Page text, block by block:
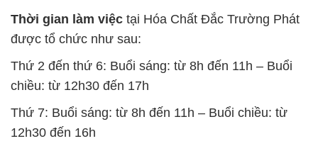
Thời gian làm việc tại Hóa Chất Đắc Trường Phát
được tổ chức như sau:
Thứ 2 đến thứ 6: Buổi sáng: từ 8h đến 11h – Buổi
chiều: từ 12h30 đến 17h
Thứ 7: Buổi sáng: từ 8h đến 11h – Buổi chiều: từ
12h30 đến 16h